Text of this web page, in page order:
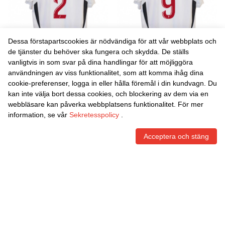
Danxen Män Julien Prenant-
Caporossi #2 Röd Blå
Hemmatröja Matchtröjor
2025/26 Tröjor T-Tröja
465,86Skr
Danxen Män Yanis Paquillé
Requiston #9 Röd Blå
Hemmatröja Matchtröjor
2025/26 Tröjor T-Tröja
465,86Skr
Dessa förstapartscookies är nödvändiga för att vår webbplats och
de tjänster du behöver ska fungera och skydda. De ställs
vanligtvis in som svar på dina handlingar för att möjliggöra
användningen av viss funktionalitet, som att komma ihåg dina
cookie-preferenser, logga in eller hålla föremål i din kundvagn. Du
kan inte välja bort dessa cookies, och blockering av dem via en
webbläsare kan påverka webbplatsens funktionalitet. För mer
information, se vår Sekretesspolicy
Acceptera och stäng